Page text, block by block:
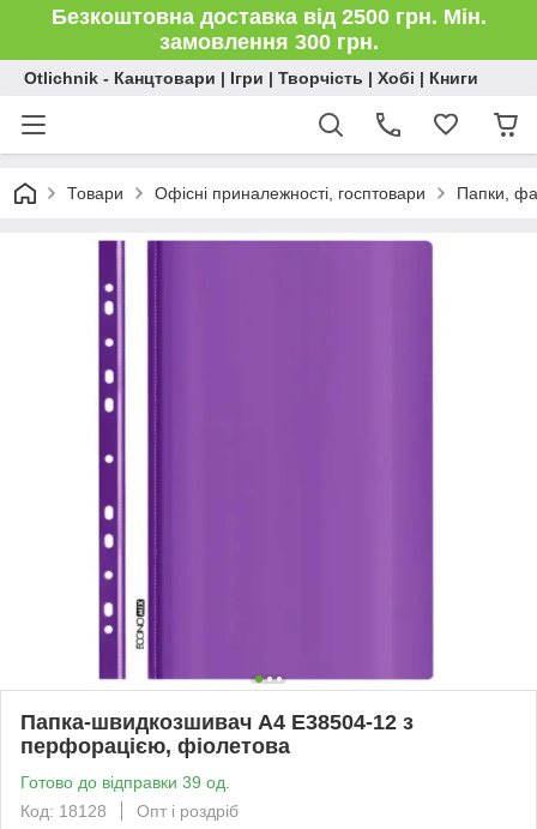
Безкоштовна доставка від 2500 грн. Мін.
замовлення 300 грн.
Otlichnik - Канцтовари | Ігри | Творчість | Хобі | Книги
Товари Офісні приналежності, госптовари Папки,
Папка-швидкозшивач А4 Е38504-12 з
перфорацією, фіолетова
Готово до відправки 39 од.
Код: 18128
Опт і роздріб